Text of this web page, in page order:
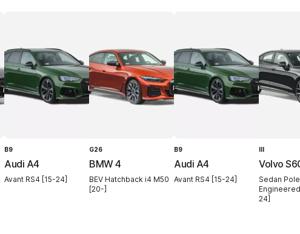
B9
Audi A4
Avant RS4 [15-24]
G26
BMW 4
BEV Hatchback i4 M50
[20-]
B9
Audi A4
Avant RS4 [15-24]
III
Volvo
Sedan
24]